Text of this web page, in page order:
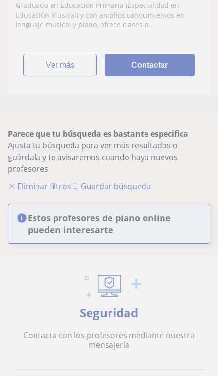
Graduada en Educación Primaria (Especialidad en
Educación Musical) y con amplios conocimientos en
lenguaje musical y piano, ofrece clases p...
ver más Contactar
Parece que tu búsqueda es bastante especifica
Ajusta tu búsqueda para ver más resultados o
guárdala y te avisaremos cuando haya nuevos
profesores
Eliminar filtros
Guardar búsqueda
Estos profesores de piano online
pueden interesarte
Seguridad
Contacta con los profesores mediante nuestra
mensajería